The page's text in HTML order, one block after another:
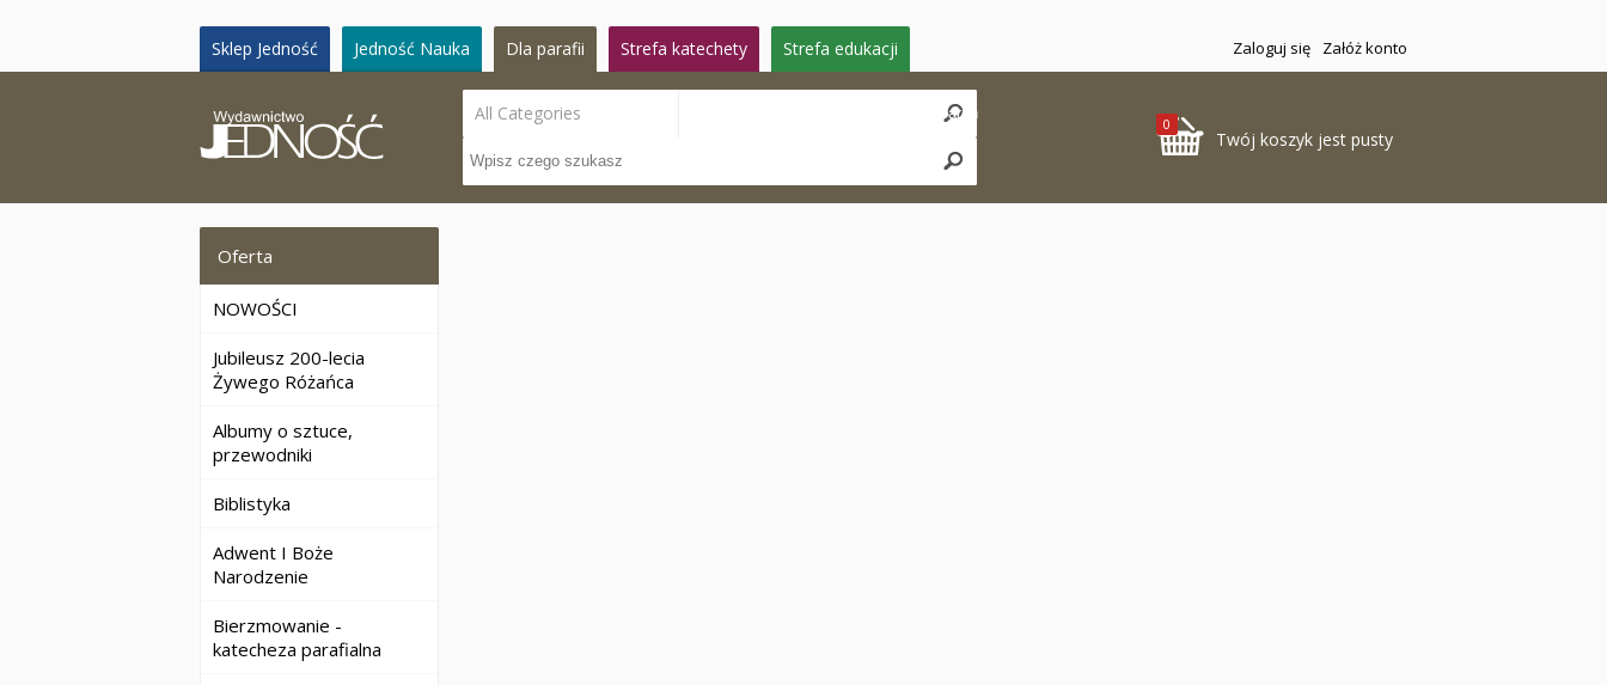
Sklep Jedność Jedność Nauka Dla parafii Strefa katechety Strefa edukacji Zaloguj się Załóż konto
All Categories Search
0
Twój koszyk jest pusty
Oferta
NOWOŚCI
Jubileusz 200-lecia
Żywego Różańca
Albumy o sztuce,
przewodniki
Biblistyka
Adwent I Boże
Narodzenie
Bierzmowanie -
katecheza parafialna